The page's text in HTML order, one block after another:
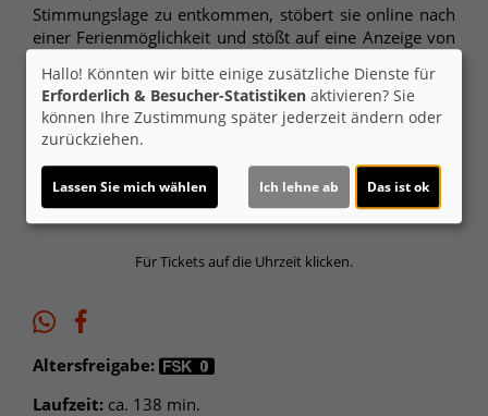
Stimmungslage zu entkommen, stöbert sie online nach
einer Ferienmöglichkeit und stößt auf eine Anzeige von
19:45
2D
Für Tickets auf die Uhrzeit klicken.
Altersfreigabe:
Laufzeit: ca. 138 min.
Hallo! Könnten wir bitte einige zusätzliche Dienste für
Erforderlich & Besucher-Statistiken aktivieren? Sie
können Ihre Zustimmung später jederzeit ändern oder
zurückziehen.
Lassen Sie mich wählen Ich lehne ab Das ist ok